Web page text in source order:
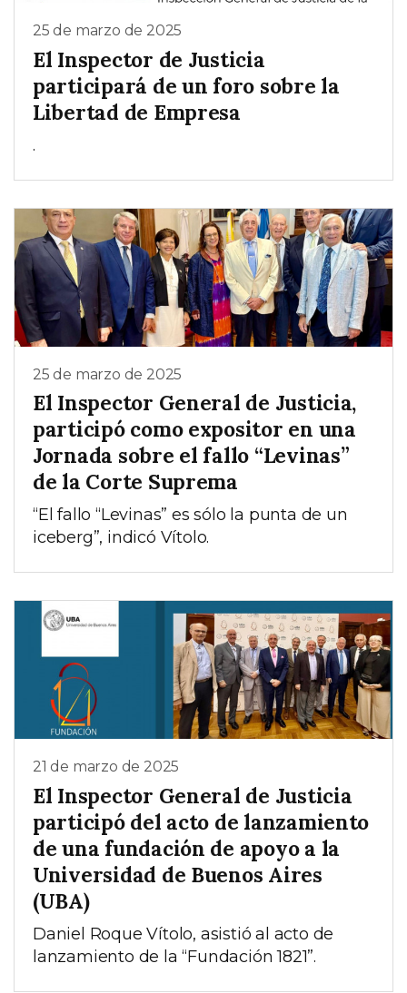
25 de marzo de 2025
El Inspector de Justicia
participará de un foro sobre la
Libertad de Empresa
.
25 de marzo de 2025
El Inspector General de Justicia,
participó como expositor en una
Jornada sobre el fallo “Levinas”
de la Corte Suprema
“El fallo “Levinas” es sólo la punta de un
iceberg”, indicó Vítolo.
21 de marzo de 2025
El Inspector General de Justicia
participó del acto de lanzamiento
de una fundación de apoyo a la
Universidad de Buenos Aires
(UBA)
Daniel Roque Vítolo, asistió al acto de
lanzamiento de la “Fundación 1821”.